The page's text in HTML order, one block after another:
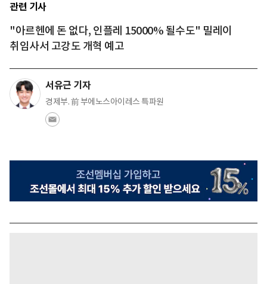
관련 기사
"아르헨에 돈 없다, 인플레 15000% 될수도" 밀레이
취임사서 고강도 개혁 예고
서유근 기자
경제부. 前 부에노스아이레스 특파원